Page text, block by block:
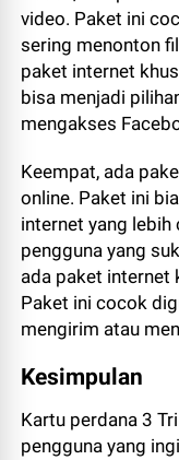
video. Paket ini
sering menonton
paket internet
bisa menjadi
mengakses
Keempat, ada
online. Paket ini
internet yang
pengguna yang
ada paket internet
Paket ini cocok
mengirim atau
Kesimpulan
Kartu perdana 3
pengguna yang